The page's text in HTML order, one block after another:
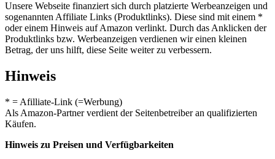
Unsere Webseite finanziert sich durch platzierte Werbeanzeigen und
sogenannten Affiliate Links (Produktlinks). Diese sind mit einem *
oder einem Hinweis auf Amazon verlinkt. Durch das Anklicken der
Produktlinks bzw. Werbeanzeigen verdienen wir einen kleinen
Betrag, der uns hilft, diese Seite weiter zu verbessern.
Hinweis
* = Afilliate-Link (=Werbung)
Als Amazon-Partner verdient der Seitenbetreiber an qualifizierten
Käufen.
Hinweis zu Preisen und Verfügbarkeiten